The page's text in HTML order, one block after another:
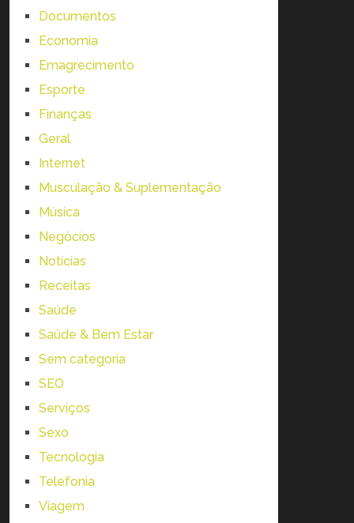
Documentos
Economia
Emagrecimento
Esporte
Finanças
Geral
Internet
Musculação & Suplementação
Música
Negócios
Notícias
Receitas
Saúde
Saúde & Bem Estar
Sem categoria
SEO
Serviços
Sexo
Tecnologia
Telefonia
Viagem